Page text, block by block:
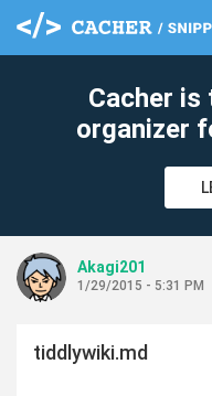
Cacher is
organizer
Akagi201
1/29/2015 - 5:31 PM
tiddlywiki.md